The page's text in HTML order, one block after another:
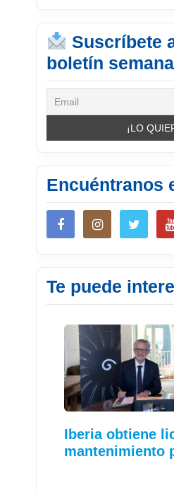
Suscríbete
boletín
Encuéntranos
Te puede
Iberia obtiene
mantenimiento